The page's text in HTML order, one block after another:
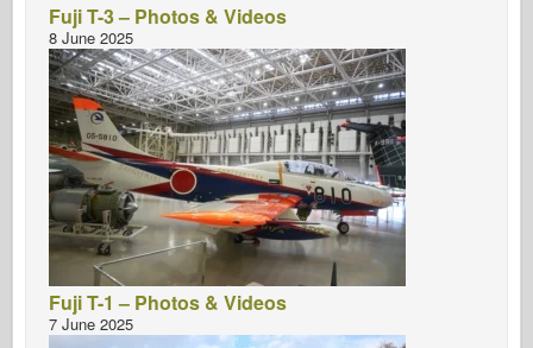
Fuji T-3 – Photos & Videos
8 June 2025
Fuji T-1 – Photos & Videos
7 June 2025